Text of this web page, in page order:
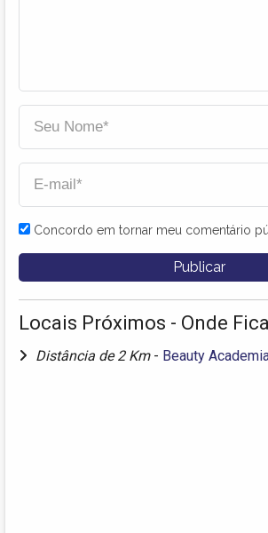
Concordo em tornar meu comentário
Locais Próximos - Onde
Distância de 2 Km - Beauty